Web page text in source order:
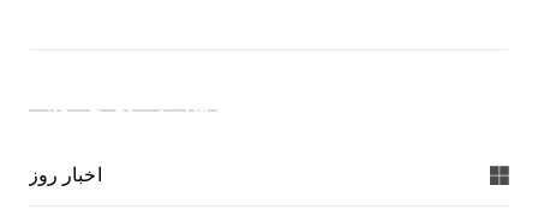
دسته بندی خبرها:
اخبار روز